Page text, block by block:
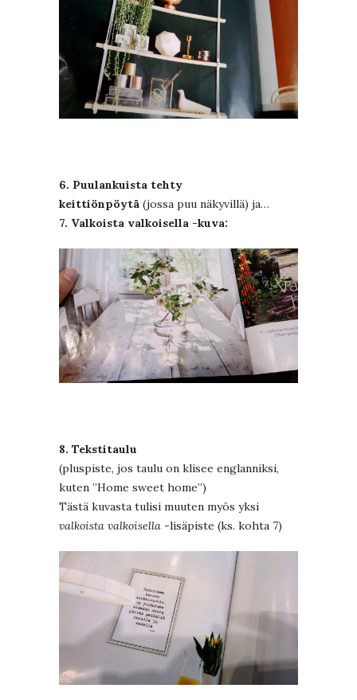
6. Puulankuista tehty
keittiönpöytä (jossa puu näkyvillä) ja…
7. Valkoista valkoisella -kuva:
8. Tekstitaulu
(pluspiste, jos taulu on klisee englanniksi,
kuten ”Home sweet home”)
Tästä kuvasta tulisi muuten myös yksi
valkoista valkoisella -lisäpiste (ks. kohta 7)